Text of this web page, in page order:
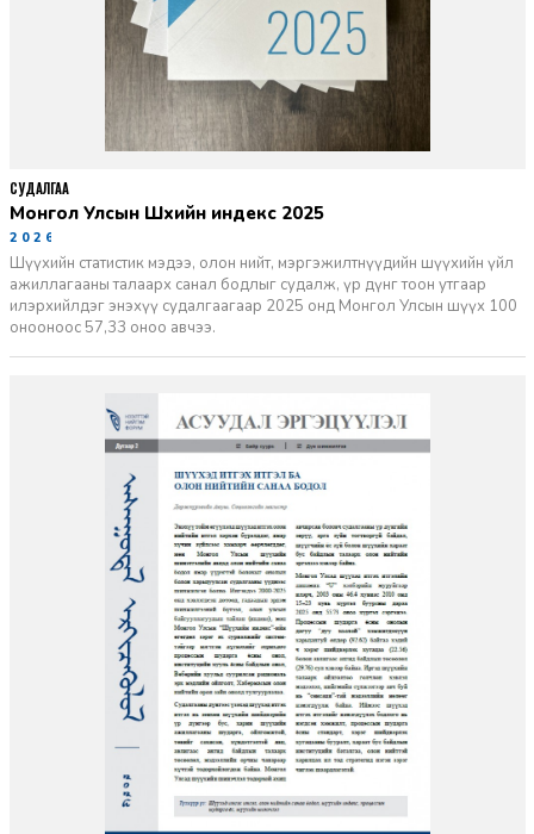
Монгол Улсын Шүүхийн индекс 2025
2026-06-11
Шүүхийн статистик мэдээ, олон нийт, мэргэжилтнүүдийн шүүхийн үйл
ажиллагааны талаарх санал бодлыг судалж, үр дүнг тоон утгаар
илэрхийлдэг энэхүү судалгаагаар 2025 онд Монгол Улсын шүүх 100
онооноос 57,33 оноо авчээ.
СУДАЛГАА